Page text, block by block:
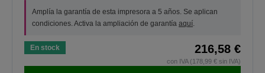
Amplía la garantía de esta impresora a 5 años. Se aplican
condiciones. Activa la ampliación de garantía aquí.
En stock 216,58 €
con IVA (178,99 € sin IVA)